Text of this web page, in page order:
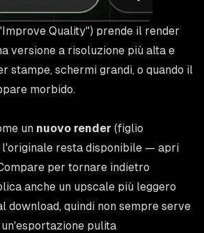
Quality") prende il render
versione a risoluzione più alta e
stampe, schermi grandi, o quando il
morbido.
un nuovo render (figlio
l'originale resta disponibile — apri
per tornare indietro
anche un upscale più leggero
download, quindi non sempre serve
pulita